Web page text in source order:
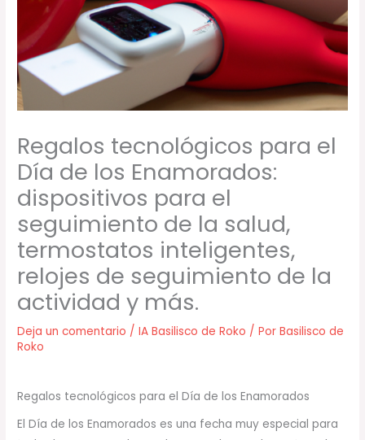
Regalos tecnológicos para el
Día de los Enamorados:
dispositivos para el
seguimiento de la salud,
termostatos inteligentes,
relojes de seguimiento de la
actividad y más.
Deja un comentario /IA Basilisco de Roko / PorBasilisco de
Roko
Regalos tecnológicos para el Día de los Enamorados
El Día de los Enamorados es una fecha muy especial para